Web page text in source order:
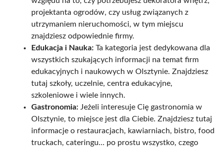
projektanta ogrodów, czy usług związanych z
utrzymaniem nieruchomości, w tym miejscu
znajdziesz odpowiednie firmy.
Edukacja i Nauka: Ta kategoria jest dedykowana dla
wszystkich szukających informacji na temat firm
edukacyjnych i naukowych w Olsztynie. Znajdziesz
tutaj szkoły, uczelnie, centra edukacyjne,
szkoleniowe i wiele innych.
Gastronomia: Jeżeli interesuje Cię gastronomia w
Olsztynie, to miejsce jest dla Ciebie. Znajdziesz tutaj
informacje o restauracjach, kawiarniach, bistro, food
truckach, cateringu... po prostu wszystko, czego